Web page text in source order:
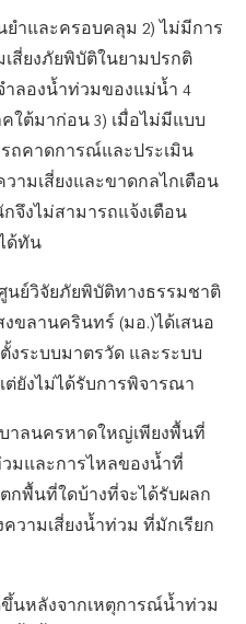
ำและครอบคลุม 2) ไม่มีการ
สี่ยงภัยพิบัติในยามปรกติ
ลองน้ำท่วมของแม่น้ำ 4
ใต้มาก่อน 3) เมื่อไม่มีแบบ
ถคาดการณ์และประเมิน
วามเสี่ยงและขาดกลไกเตือน
จึงไม่สามารถแจ้งเตือน
ด้ทัน
ย์วิจัยภัยพิบัติทางธรรมชาติ
ขลานครินทร์ (มอ.)ได้เสนอ
ระบบมาตรวัด และระบบ
ยังไม่ได้รับการพิจารณา
าลนครหาดใหญ่เพียงพื้นที่
มและการไหลของน้ำที่
กพื้นที่ใดบ้างที่จะได้รับผลก
วามเสี่ยงน้ำท่วม ที่มักเรียก
ขึ้นหลังจากเหตุการณ์น้ำท่วม